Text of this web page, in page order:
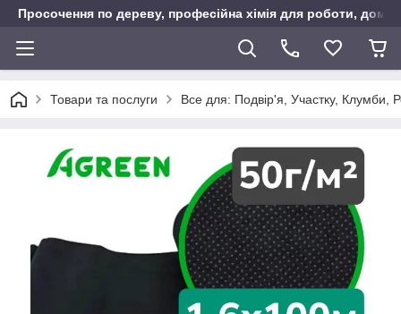
Просочення по дереву, професійна хімія для роботи,
Товари та послуги Все для: Подвір'я, Участку, Клумби,